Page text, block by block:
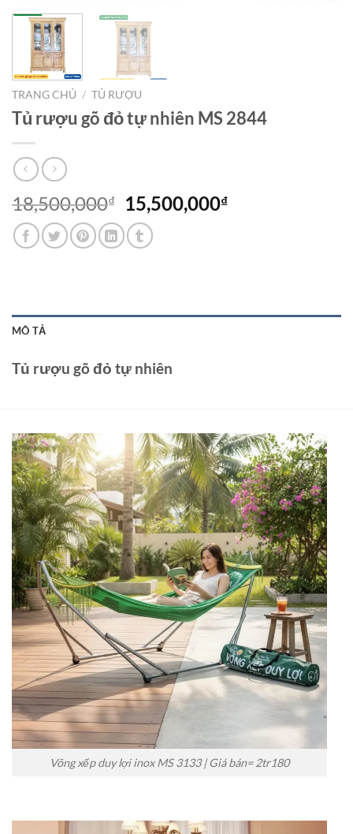
TRANG CHỦ / TỦ RƯỢU
Tủ rượu gõ đỏ tự nhiên MS 2844
18,500,000₫
Giá
gốc
là:
15,500,000₫Giá
MÔ TẢ
Tủ rượu gõ đỏ tự nhiên
Võng xếp duy lợi inox MS 3133 | Giá bán= 2tr180